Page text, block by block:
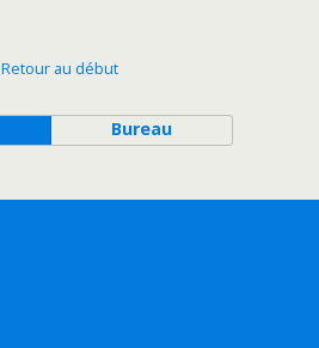
Retour au début
Bureau